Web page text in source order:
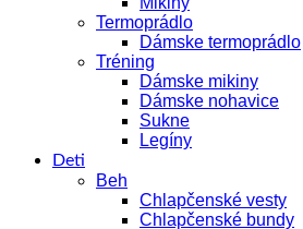
Termoprádlo
Dámske termoprádlo
Tréning
Dámske mikiny
Dámske nohavice
Sukne
Legíny
Deti
Beh
Chlapčenské vesty
Chlapčenské bundy